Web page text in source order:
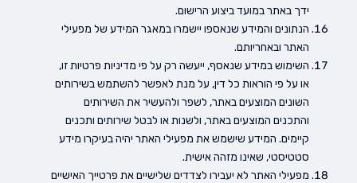
ידך באתר במועד ביצוע הרישום.
הנתונים והמידע שנאספו יישמרו במאגר המידע של מפעילי
האתר ובאחריותם.
השימוש במידע שנאסף, ייעשה רק על פי מדיניות פרטיות זו,
או על פי הוראות כל דין, על מנת לאפשר להשתמש בשירותים
השונים המוצעים באתר, לשפר ולהעשיר את השירותים
והתכנים המוצעים באתר, ולשנות או לבטל שירותים ותכנים
קיימים. המידע שישמש את מפעילי האתר יהיה בעיקרו מידע
סטטיסטי, שאינו מזהה אישית.
מפעילי האתר לא יעבירו לצדדים שלישיים את פרטייך האישיים